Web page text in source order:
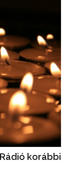
korábbi